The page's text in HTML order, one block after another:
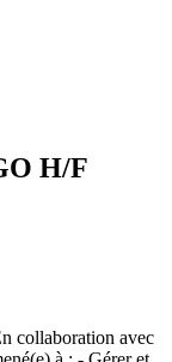
H/F
collaboration avec